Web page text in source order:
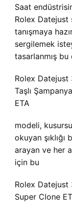
Saat
Rolex
tanışmaya
sergilemek
tasarlanmış bu
Rolex Datejust
Taşlı
ETA
modeli,
okuyan
arayan ve her
için bu
Rolex Datejust
Super Clone